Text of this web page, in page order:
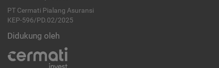
PT Cermati Pialang Asuransi
KEP-596/PD.02/2025
Didukung oleh